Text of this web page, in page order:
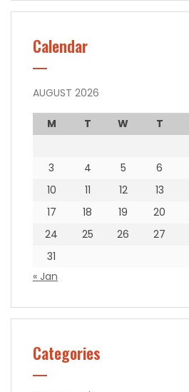
Calendar
AUGUST 2026
M T W T
3
4 5 6
10
11 12 13
17
18 19 20
24
25 26 27
31
« Jan
Categories